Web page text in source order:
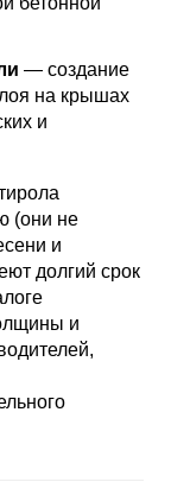
— создание
на крышах
и
(они не
и
долгий срок
и